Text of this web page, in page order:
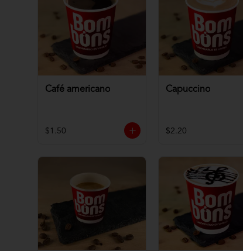
Café americano
$1.50
Capuccino
$2.20